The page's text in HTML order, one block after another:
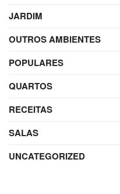
JARDIM
OUTROS AMBIENTES
POPULARES
QUARTOS
RECEITAS
SALAS
UNCATEGORIZED